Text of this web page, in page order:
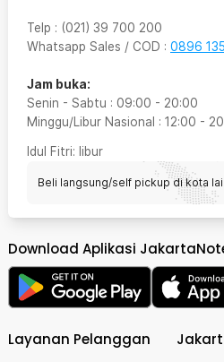
Telp : (021) 39 700 200
Whatsapp Sales / COD : 0896
Jam buka:
Senin - Sabtu : 09:00 - 20:00
Minggu/Libur Nasional : 12:00 -
Idul Fitri: libur
Beli langsung/self pickup di kota
Download Aplikasi
Layanan Pelanggan